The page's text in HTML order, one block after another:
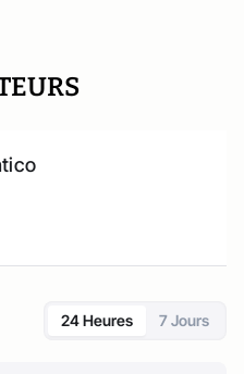
24 Heures 7 Jours